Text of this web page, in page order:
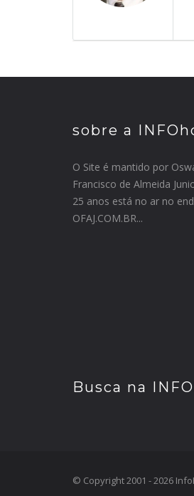
sobre a
O Site é mantido por
Francisco de Almeida
25 anos está no ar no
OFAJ.COM.BR...
Busca na
© Copyright 2001 - 2026